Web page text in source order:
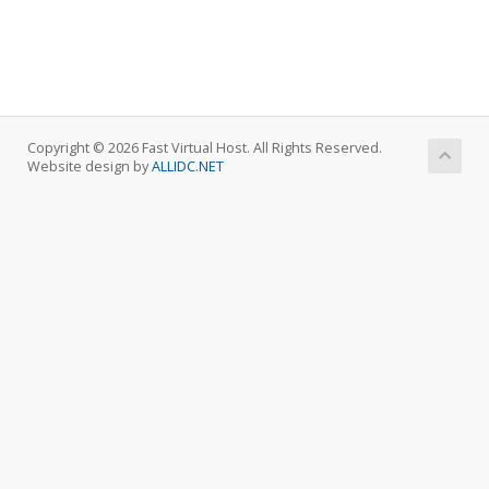
Copyright © 2026 Fast Virtual Host. All Rights Reserved.
Website design byALLIDC.NET